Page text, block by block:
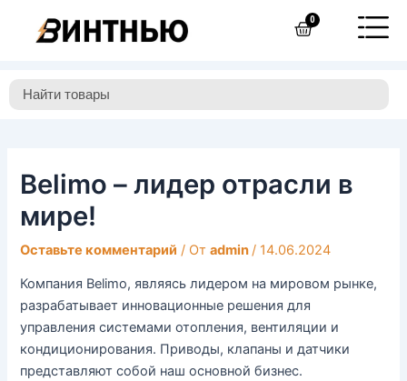
0Cart
Belimo – лидер отрасли в
мире!
Оставьте комментарий / Отadmin/ 14.06.2024
Компания Belimo, являясь лидером на мировом рынке,
разрабатывает инновационные решения для
управления системами отопления, вентиляции и
кондиционирования. Приводы, клапаны и датчики
представляют собой наш основной бизнес.